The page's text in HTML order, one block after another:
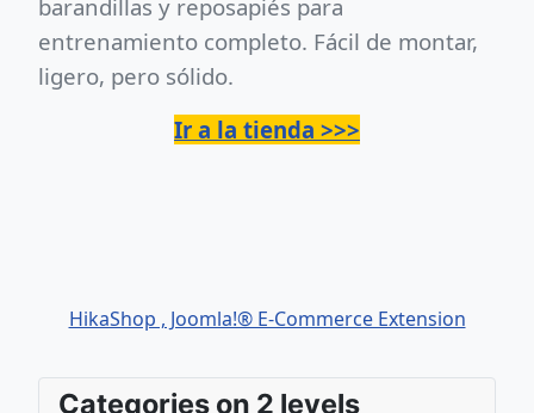
barandillas y reposapiés para
entrenamiento completo. Fácil de montar,
ligero, pero sólido.
Ir a la tienda >>>
HikaShop , Joomla!® E-Commerce Extension
Categories on 2 levels